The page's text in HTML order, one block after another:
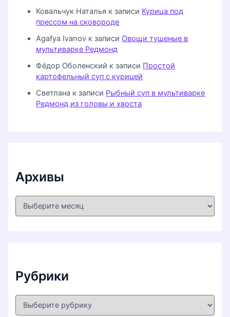
Ковальчук Наталья к записи Курица под
прессом на сковороде
Agafya Ivanov к записи Овощи тушеные в
мультиварке Редмонд
Фёдор Оболенский к записи Простой
картофельный суп с курицей
Светлана к записи Рыбный суп в мультиварке
Редмонд из головы и хвоста
Архивы
А
Рубрики
Р